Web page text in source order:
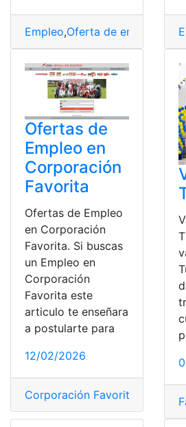
Empleo,Oferta de empleo
Ofertas de
Empleo en
Corporación
Favorita
Ofertas de Empleo
en Corporación
Favorita. Si buscas
un Empleo en
Corporación
Favorita este
articulo te enseñara
a postularte para
12/02/2026
Corporación Favorita Ecuador,